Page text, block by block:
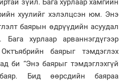
зүйл. Бага хурлаар хамгийн
хуулийг хэлэлцсэн юм. Энэ
баярын өдрүүдийн асуудал
Бага хурлаар арваннэгдүгээр
баярыг тэмдэглэх
би “Энэ баярыг тэмдэглэхгүй
Бид өөрсдийн баяраа